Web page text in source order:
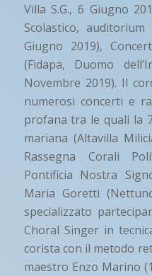
Villa S.G., 6 Giugno
Scolastico, auditorium
Giugno 2019),
(Fidapa, Duomo
Novembre 2019). Il
numerosi concerti e
profana tra le quali la
mariana (Altavilla
Rassegna Corali
Pontificia Nostra
Maria Goretti
specializzato
Choral Singer in
corista con il metodo
maestro Enzo Marino